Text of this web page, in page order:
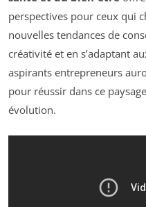
perspectives pour ceux qui
nouvelles tendances de
créativité et en s’adaptant
aspirants entrepreneurs
pour réussir dans ce
évolution.